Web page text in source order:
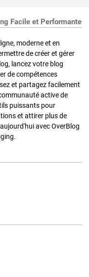
Facile et Performante
moderne et en
de créer et gérer
lancez votre blog
de compétences
et partagez facilement
active de
puissants pour
et attirer plus de
avec OverBlog